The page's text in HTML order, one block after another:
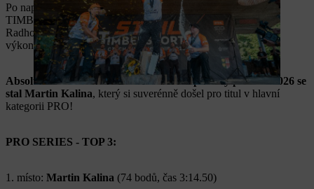
Po napínavé kvalifikaci vyvrcholila česká série STIHL
TIMBERSPORTS® 2026 na Horečkách ve Frenštátu pod
Radhoštěm. Finálový den přinesl parádní atmosféru, špičkové
výkony i momenty, na které se bude ještě dlouho vzpomínat.
Absolutním vítězem a mistrem České republiky pro rok 2026 se
stal Martin Kalina, který si suverénně došel pro titul v hlavní
kategorii PRO!
PRO SERIES - TOP 3:
1. místo: Martin Kalina (74 bodů, čas 3:14.50)